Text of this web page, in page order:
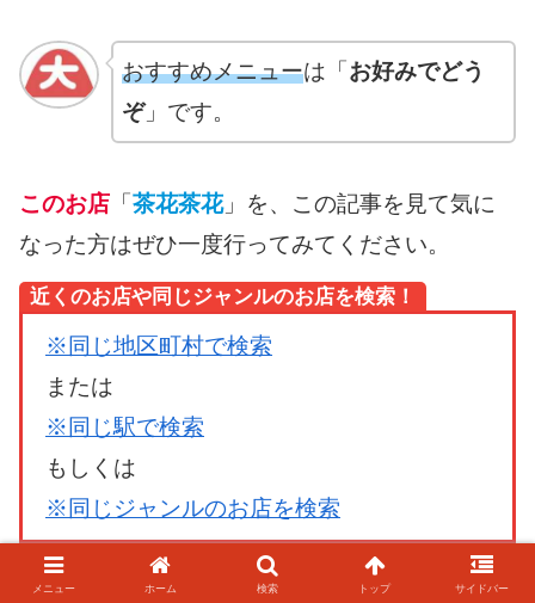
おすすめメニューは「 お好みでどう
ぞ」です。
このお店 「 茶花茶花」を、この記事を見て気に
なった方はぜひ一度行ってみてください。
近くのお店や同じジャンルのお店を検索！
※同じ地区町村で検索
または
※同じ駅で検索
もしくは
※同じジャンルのお店を検索
メニュー ホーム 検索 トップ サイドバー